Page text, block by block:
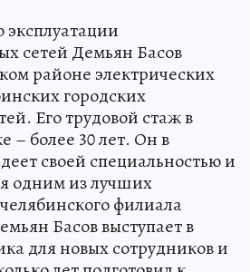
сетей Демьян Басов
районе электрических
городских
Его трудовой стаж в
– более 30 лет. Он в
своей специальностью и
одним из лучших
филиала
Басов выступает в
для новых сотрудников и